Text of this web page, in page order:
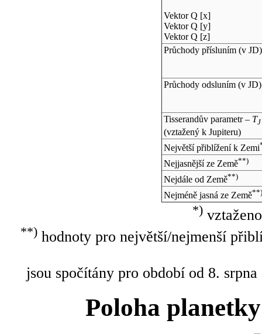
Vektor Q [x]
Vektor Q [y]
Vektor Q [z]
Průchody přísluním (v JD)
Průchody odsluním (v JD)
Tisserandův parametr – TJ
(vztažený k Jupiteru)
Největší přiblížení k Zemi
Nejjasnější ze Země**)
Nejdále od Země**)
Nejméně jasná ze Země**)
*)
**)hodnoty pro největší/nejmenší
jsou spočítány pro období od 8.
Poloha